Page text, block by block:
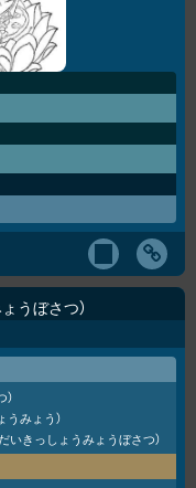
うぼさつ
うみょう）
いきっしょうみょうぼさつ）